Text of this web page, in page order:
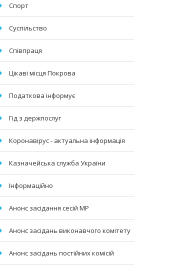
Спорт
Суспільство
Співпраця
Цікаві місця Покрова
Податкова інформує
Гід з держпослуг
Коронавірус - актуальна інформація
Казначейська служба України
Інформаційно
Анонс засідання сесій МР
Анонс засідань виконавчого комітету
Анонс засідань постійних комісій